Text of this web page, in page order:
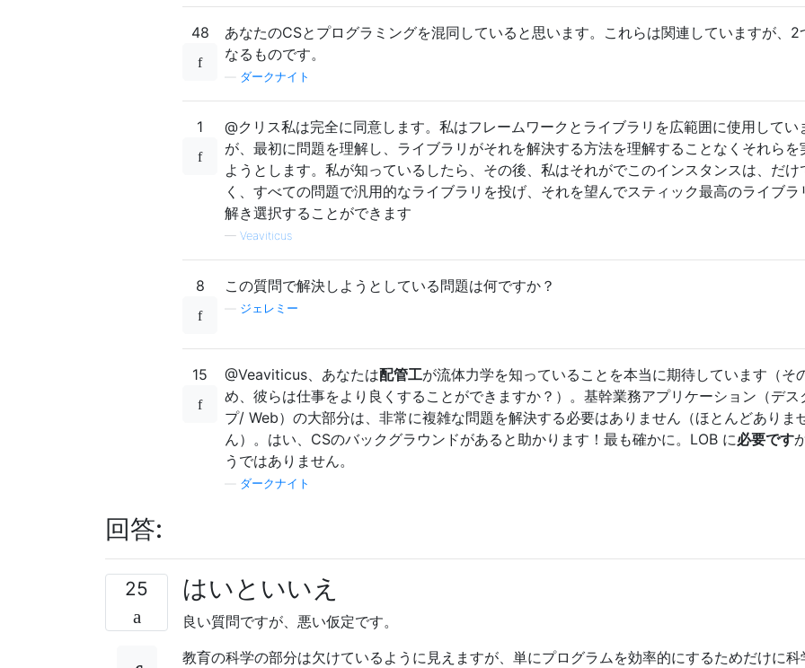
48
あなたのCSとプログラミングを混同していると思います。これらは関連していますが、2
なるものです。
ダークナイト
1
@クリス私は完全に同意します。私はフレームワークとライブラリを広範囲に使用してい
が、最初に問題を理解し、ライブラリがそれを解決する方法を理解することなくそれらを
ようとします。私が知っているしたら、その後、私はそれがでこのインスタンスは、だけ
く、すべての問題で汎用的なライブラリを投げ、それを望んでスティック最高のライブラ
解き選択することができます
— Veaviticus
8 この質問で解決しようとしている問題は何ですか？
ジェレミー
15 @Veaviticus、あなたは配管工が流体力学を知っていることを本当に期待しています（そ
め、彼らは仕事をより良くすることができますか？）。基幹業務アプリケーション（デス
プ/ Web）の大部分は、非常に複雑な問題を解決する必要はありません（ほとんどありま
ん）。はい、CSのバックグラウンドがあると助かります！最も確かに。LOB に必要です
うではありません。
ダークナイト
回答:
25 はいといいえ
良い質問ですが、悪い仮定です。
教育の科学の部分は欠けているように見えますが、単にプログラムを効率的にするためだけに科